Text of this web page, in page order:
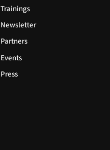
Trainings
Newsletter
Partners
Events
Press